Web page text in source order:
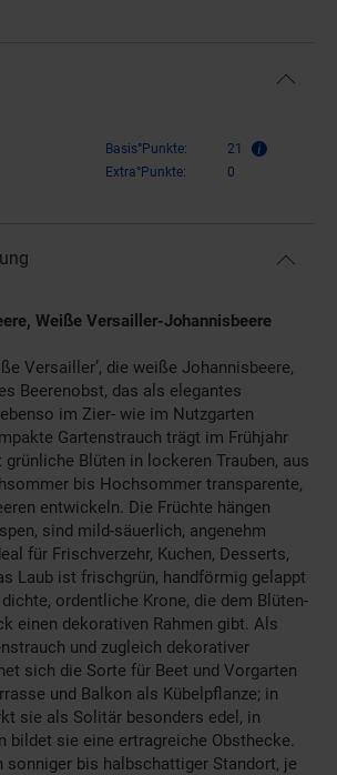
Basis°Punkte:
21
Extra°Punkte:
0
Weiße Versailler-Johannisbeere
Versailler’, die weiße Johannisbeere,
Beerenobst, das als elegantes
im Zier- wie im Nutzgarten
Gartenstrauch trägt im Frühjahr
grünliche Blüten in lockeren Trauben, aus
bis Hochsommer transparente,
entwickeln. Die Früchte hängen
sind mild-säuerlich, angenehm
für Frischverzehr, Kuchen, Desserts,
Laub ist frischgrün, handförmig gelappt
ordentliche Krone, die dem Blüten-
einen dekorativen Rahmen gibt. Als
und zugleich dekorativer
sich die Sorte für Beet und Vorgarten
und Balkon als Kübelpflanze; in
sie als Solitär besonders edel, in
bildet sie eine ertragreiche Obsthecke.
sonniger bis halbschattiger Standort, je